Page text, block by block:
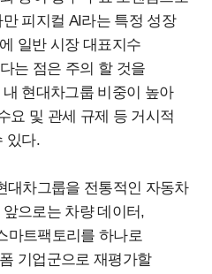
만 피지컬 AI라는 특정 성장
일반 시장 대표지수
는 점은 주의 할 것을
현대차그룹 비중이 높아
요 및 관세 규제 등 거시적
있다.
대차그룹을 전통적인 자동차
으로는 차량 데이터,
마트팩토리를 하나로
기업군으로 재평가할